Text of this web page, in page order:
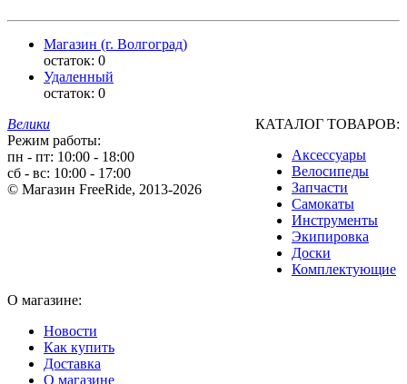
Магазин (г. Волгоград)
остаток: 0
Удаленный
остаток: 0
Велики
Режим работы:
пн - пт: 10:00 - 18:00
сб - вс: 10:00 - 17:00
© Магазин FreeRide, 2013-2026
КАТАЛОГ ТОВАРОВ:
Аксессуары
Велосипеды
Запчасти
Самокаты
Инструменты
Экипировка
Доски
Комплектующие
О магазине:
Новости
Как купить
Доставка
О магазине